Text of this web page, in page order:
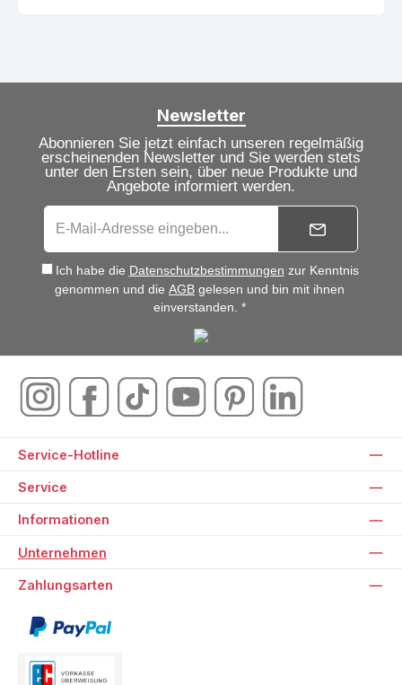
Newsletter
Abonnieren Sie jetzt einfach unseren regelmäßig
erscheinenden Newsletter und Sie werden stets
unter den Ersten sein, über neue Produkte und
Angebote informiert werden.
Ich habe die Datenschutzbestimmungen zur Kenntnis
genommen und die AGB gelesen und bin mit ihnen
einverstanden. *
Service-Hotline
Service
Informationen
Unternehmen
Zahlungsarten